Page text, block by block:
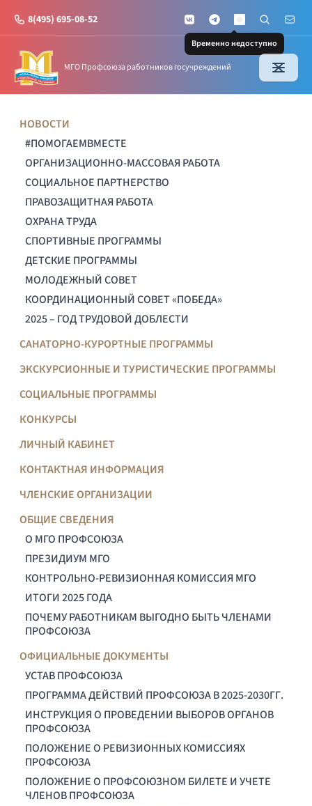
8(495) 695-08-52 VKontakteTelegramMAX
Временно недоступно
Поиск по
Почта
МГО Профсоюза работников госучреждений
НОВОСТИ
#ПОМОГАЕМВМЕСТЕ
ОРГАНИЗАЦИОННО-МАССОВАЯ РАБОТА
СОЦИАЛЬНОЕ ПАРТНЕРСТВО
ПРАВОЗАЩИТНАЯ РАБОТА
ОХРАНА ТРУДА
СПОРТИВНЫЕ ПРОГРАММЫ
ДЕТСКИЕ ПРОГРАММЫ
МОЛОДЕЖНЫЙ СОВЕТ
КООРДИНАЦИОННЫЙ СОВЕТ «ПОБЕДА»
2025 – ГОД ТРУДОВОЙ ДОБЛЕСТИ
САНАТОРНО-КУРОРТНЫЕ ПРОГРАММЫ
ЭКСКУРСИОННЫЕ И ТУРИСТИЧЕСКИЕ ПРОГРАММЫ
СОЦИАЛЬНЫЕ ПРОГРАММЫ
КОНКУРСЫ
ЛИЧНЫЙ КАБИНЕТ
КОНТАКТНАЯ ИНФОРМАЦИЯ
ЧЛЕНСКИЕ ОРГАНИЗАЦИИ
ОБЩИЕ СВЕДЕНИЯ
О МГО ПРОФСОЮЗА
ПРЕЗИДИУМ МГО
КОНТРОЛЬНО-РЕВИЗИОННАЯ КОМИССИЯ МГО
ИТОГИ 2025 ГОДА
ПОЧЕМУ РАБОТНИКАМ ВЫГОДНО БЫТЬ ЧЛЕНАМИ
ПРОФСОЮЗА
ОФИЦИАЛЬНЫЕ ДОКУМЕНТЫ
УСТАВ ПРОФСОЮЗА
ПРОГРАММА ДЕЙСТВИЙ ПРОФСОЮЗА В 2025-2030ГГ.
ИНСТРУКЦИЯ О ПРОВЕДЕНИИ ВЫБОРОВ ОРГАНОВ
ПРОФСОЮЗА
ПОЛОЖЕНИЕ О РЕВИЗИОННЫХ КОМИССИЯХ
ПРОФСОЮЗА
ПОЛОЖЕНИЕ О ПРОФСОЮЗНОМ БИЛЕТЕ И УЧЕТЕ
ЧЛЕНОВ ПРОФСОЮЗА